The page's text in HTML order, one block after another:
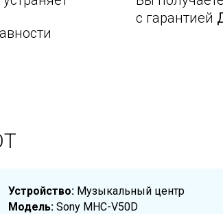
с гарантией
Устройство: Музыкальный центр
Модель: Sony MHC-V50D